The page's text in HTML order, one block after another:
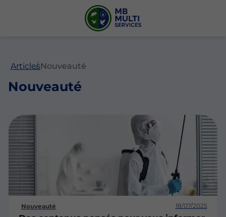
ArticlesNouveauté
Nouveauté
Nouveauté 18/07/2025